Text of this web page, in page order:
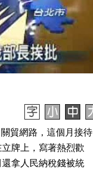
貿網路，這個月接待
牌上，寫著熱烈歡
拿人民納稅錢被統